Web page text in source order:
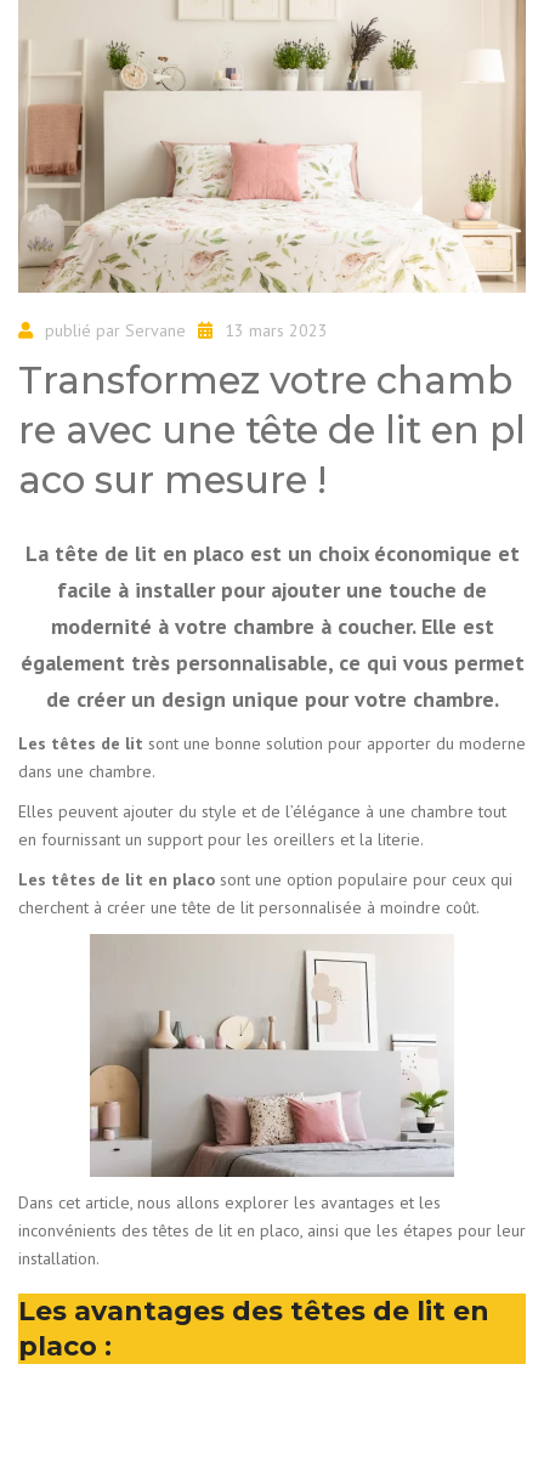
publié par Servane 13 mars 2023
Transformez votre chamb
re avec une tête de lit en pl
aco sur mesure !
La tête de lit en placo est un choix économique et
facile à installer pour ajouter une touche de
modernité à votre chambre à coucher. Elle est
également très personnalisable, ce qui vous permet
de créer un design unique pour votre chambre.
Les têtes de lit sont une bonne solution pour apporter du moderne
dans une chambre.
Elles peuvent ajouter du style et de l’élégance à une chambre tout
en fournissant un support pour les oreillers et la literie.
Les têtes de lit en placo sont une option populaire pour ceux qui
cherchent à créer une tête de lit personnalisée à moindre coût.
Dans cet article, nous allons explorer les avantages et les
inconvénients des têtes de lit en placo, ainsi que les étapes pour leur
installation.
Les avantages des têtes de lit en
placo :